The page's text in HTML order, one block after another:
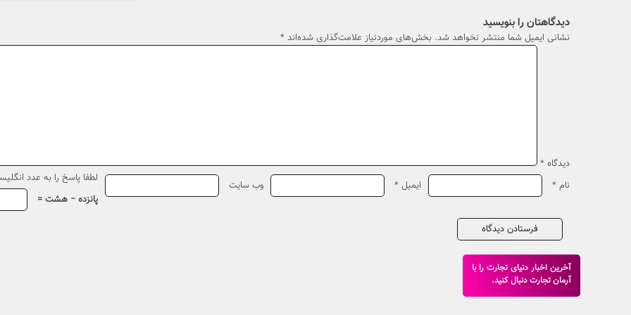
دیدگاهتان را بنویسید
نشانی ایمیل شما منتشر نخواهد شد. بخش‌های موردنیاز علامت‌گذاری شده‌اند *
دیدگاه *
نام * ایمیل * وب‌ سایت
لطفا پاسخ را به عدد
پانزده − هشت =
آخرین اخبار دنیای تجارت را با
آرمان تجارت دنبال کنید.